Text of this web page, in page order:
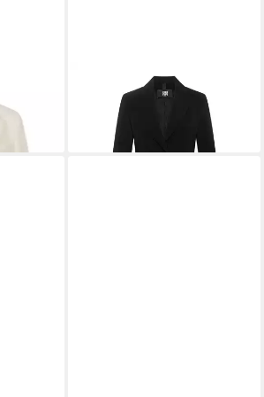
Jackenblazer
ab 359,10 €
399,00 €